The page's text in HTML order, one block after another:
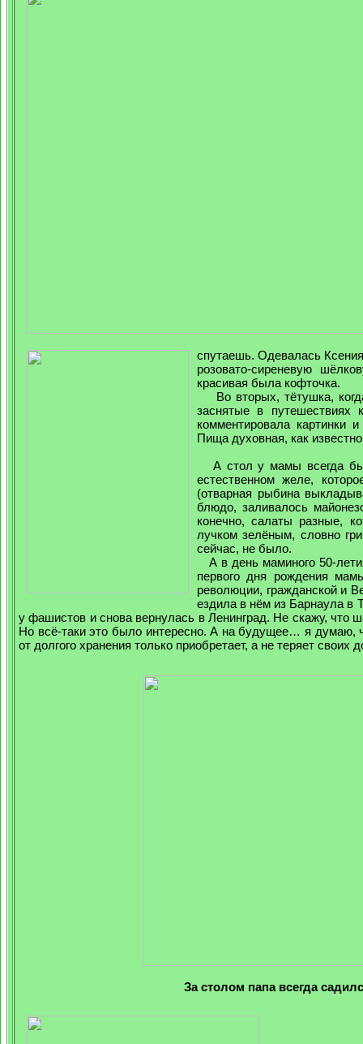
спутаешь. Одевалась
розовато-сиреневую
красивая была кофточка.
Во вторых, тётушка,
заснятые в путешествиях
комментировала картинки
Пища духовная, как
А стол у мамы всегда
естественном желе,
(отварная рыбина
блюдо, заливалось
конечно, салаты разные,
лучком зелёным, словно
сейчас, не было.
А в день маминого 50-
первого дня рождения
революции, гражданской и
ездила в нём из Барнаула в
у фашистов и снова вернулась в Ленинград. Не скажу,
Но всё-таки это было интересно. А на будущее… я думаю,
от долгого хранения только приобретает, а не теряет своих
За столом папа всегда